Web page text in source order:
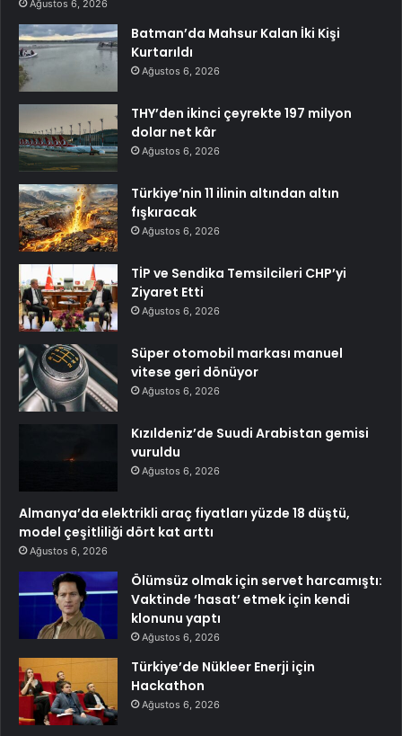
Ağustos 6, 2026
Batman’da Mahsur Kalan İki Kişi
Kurtarıldı
Ağustos 6, 2026
THY’den ikinci çeyrekte 197 milyon
dolar net kâr
Ağustos 6, 2026
Türkiye’nin 11 ilinin altından altın
fışkıracak
Ağustos 6, 2026
TİP ve Sendika Temsilcileri CHP’yi
Ziyaret Etti
Ağustos 6, 2026
Süper otomobil markası manuel
vitese geri dönüyor
Ağustos 6, 2026
Kızıldeniz’de Suudi Arabistan gemisi
vuruldu
Ağustos 6, 2026
Almanya’da elektrikli araç fiyatları yüzde 18 düştü,
model çeşitliliği dört kat arttı
Ağustos 6, 2026
Ölümsüz olmak için servet harcamıştı:
Vaktinde ‘hasat’ etmek için kendi
klonunu yaptı
Ağustos 6, 2026
Türkiye’de Nükleer Enerji için
Hackathon
Ağustos 6, 2026